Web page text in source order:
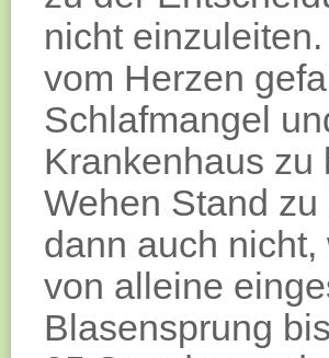
nicht
vom Herzen
Schlafmangel
Krankenhaus zu
Wehen Stand
dann auch
von alleine
Blasensprung